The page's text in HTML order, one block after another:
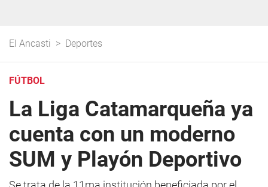
El Ancasti > Deportes
FÚTBOL
La Liga Catamarqueña ya
cuenta con un moderno
SUM y Playón Deportivo